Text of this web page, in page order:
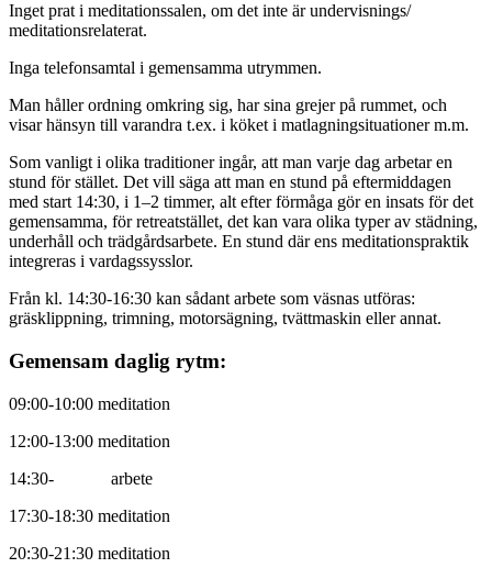
Inget prat i meditationssalen, om det inte är undervisnings/
meditationsrelaterat.
Inga telefonsamtal i gemensamma utrymmen.
Man håller ordning omkring sig, har sina grejer på rummet, och
visar hänsyn till varandra t.ex. i köket i matlagningsituationer m.m.
Som vanligt i olika traditioner ingår, att man varje dag arbetar en
stund för stället. Det vill säga att man en stund på eftermiddagen
med start 14:30, i 1–2 timmer, alt efter förmåga gör en insats för det
gemensamma, för retreatstället, det kan vara olika typer av städning,
underhåll och trädgårdsarbete. En stund där ens meditationspraktik
integreras i vardagssysslor.
Från kl. 14:30-16:30 kan sådant arbete som väsnas utföras:
gräsklippning, trimning, motorsägning, tvättmaskin eller annat.
Gemensam daglig rytm:
09:00-10:00 meditation
12:00-13:00 meditation
14:30- arbete
17:30-18:30 meditation
20:30-21:30 meditation